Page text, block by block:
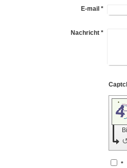
E-mail *
Nachricht *
*